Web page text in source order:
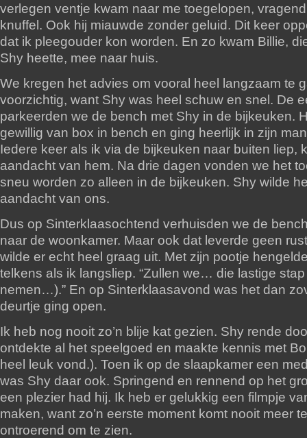
verlegen ventje kwam naar me toegelopen,
knuffel. Ook hij miauwde zonder geluid. Dit keer
dat ik pleegouder kon worden. En zo kwam Billie,
Shy heette, mee naar huis.
We kregen het advies om vooral heel langzaam te
voorzichtig, want Shy was heel schuw en snel. De
parkeerden we de bench met Shy in de bijkeuken.
gewillig van box in bench en ging heerlijk in zijn
Iedere keer als ik via de bijkeuken naar buiten liep,
aandacht van hem. Na drie dagen vonden we het
sneu worden zo alleen in de bijkeuken. Shy wilde
aandacht van ons.
Dus op Sinterklaasochtend verhuisden we de
naar de woonkamer. Maar ook dat leverde geen
wilde er echt heel graag uit. Met zijn pootje
telkens als ik langsliep. “Zullen we… die lastige
nemen…).” En op Sinterklaasavond was het dan
deurtje ging open.
Ik heb nog nooit zo’n blije kat gezien. Shy rende
ontdekte al het speelgoed en maakte kennis met
heel leuk vond.). Toen ik op de slaapkamer een
was Shy daar ook. Springend en rennend op het
een plezier had hij. Ik heb er gelukkig een filmpje
maken, want zo’n eerste moment komt nooit meer
ontroerend om te zien.